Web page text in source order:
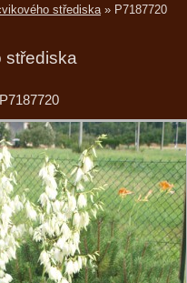
střediska» P7187720
střediska
P7187720